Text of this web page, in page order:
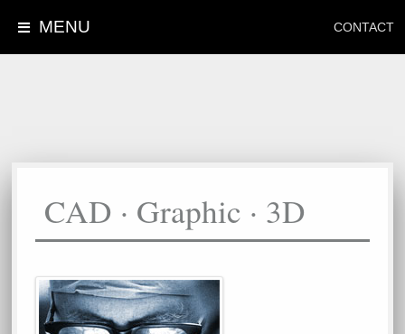
CONTACT
MENU
CAD · Graphic · 3D